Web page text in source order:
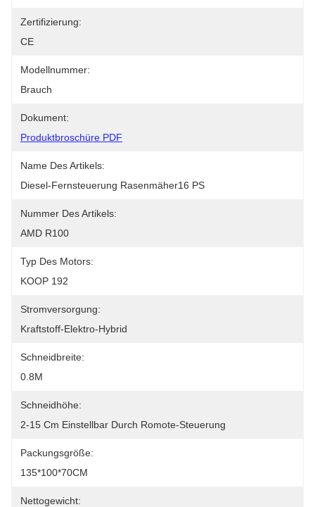
Zertifizierung:
CE
Modellnummer:
Brauch
Dokument:
Produktbroschüre PDF
Name Des Artikels:
Diesel-Fernsteuerung Rasenmäher16 PS
Nummer Des Artikels:
AMD R100
Typ Des Motors:
KOOP 192
Stromversorgung:
Kraftstoff-Elektro-Hybrid
Schneidbreite:
0.8M
Schneidhöhe:
2-15 Cm Einstellbar Durch Romote-Steuerung
Packungsgröße:
135*100*70CM
Nettogewicht: